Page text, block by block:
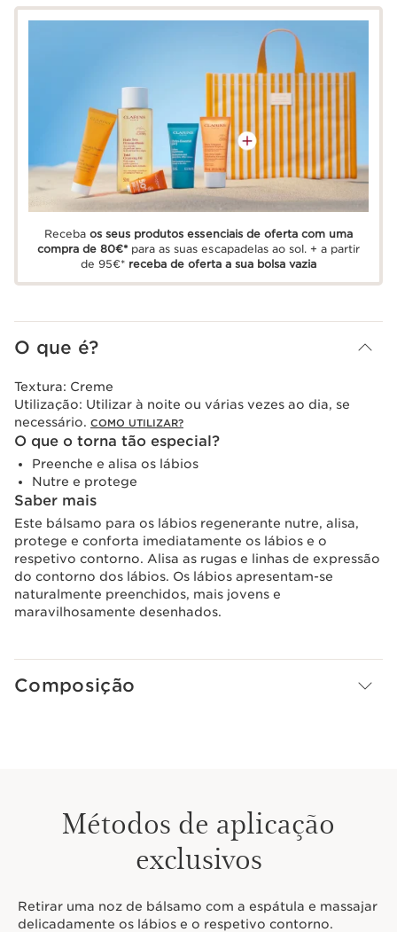
Recebaos seus produtos essenciais de oferta com uma
compra de 80€* para as suas escapadelas ao sol. + a partir
de 95€* receba de oferta a sua bolsa vazia
O que é?
Textura: Creme
Utilização: Utilizar à noite ou várias vezes ao dia, se
necessário. COMO UTILIZAR?
O que o torna tão especial?
Preenche e alisa os lábios
Nutre e protege
Saber mais
Este bálsamo para os lábios regenerante nutre, alisa,
protege e conforta imediatamente os lábios e o
respetivo contorno. Alisa as rugas e linhas de expressão
do contorno dos lábios. Os lábios apresentam-se
naturalmente preenchidos, mais jovens e
maravilhosamente desenhados.
Composição
Métodos de aplicação
exclusivos
Retirar uma noz de bálsamo com a espátula e massajar
delicadamente os lábios e o respetivo contorno.